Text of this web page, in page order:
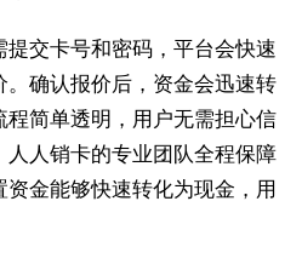
交卡号和密码，平台会快速
确认报价后，资金会迅速转
程简单透明，用户无需担心信
人销卡的专业团队全程保障
金能够快速转化为现金，用